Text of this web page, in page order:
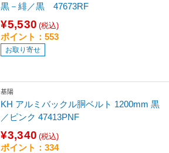
黒－緋／黒 47673RF
¥5,530 (税込)
ポイント：553
お取り寄せ
基陽
KH アルミバックル胴ベルト 1200mm 黒
／ピンク 47413PNF
¥3,340 (税込)
ポイント：334